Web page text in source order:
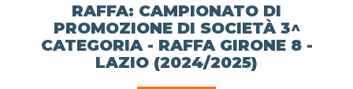
RAFFA: CAMPIONATO DI
PROMOZIONE DI SOCIETÀ 3^
CATEGORIA - RAFFA GIRONE 8 -
LAZIO (2024/2025)